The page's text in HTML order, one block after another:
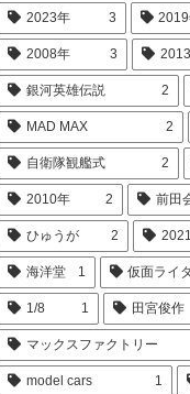
2023年 3
2008年 3
銀河英雄伝説 2
MAD MAX 2
自衛隊観艦式 2
2010年 2 前田
ひゅうが 2
海洋堂 1 仮面ライ
1/8 1 田宮俊作
マックスファクトリー
model cars 1